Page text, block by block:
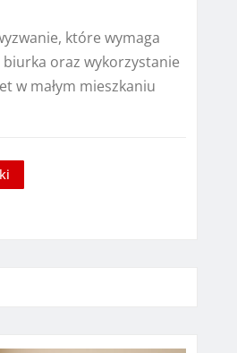
które wymaga
oraz wykorzystanie
w małym mieszkaniu